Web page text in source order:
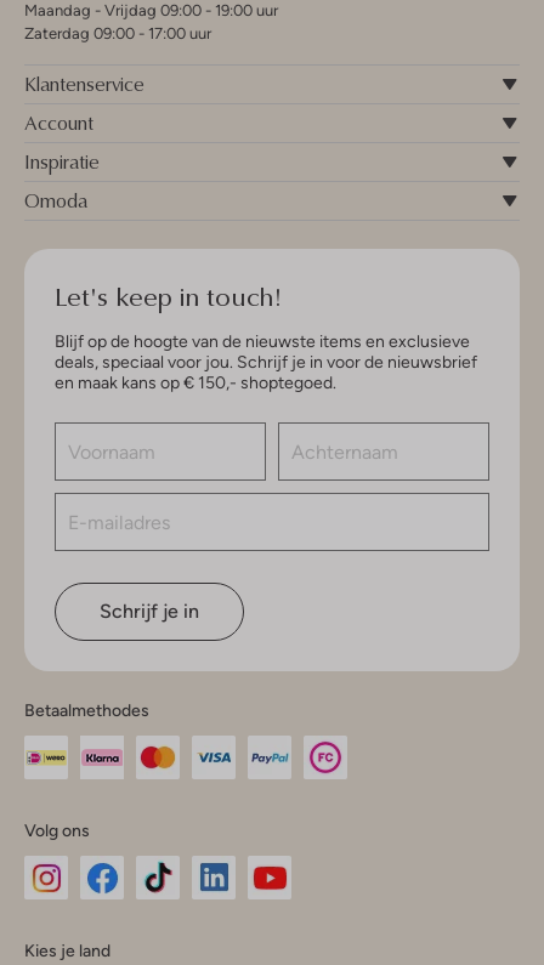
Maandag - Vrijdag 09:00 - 19:00 uur
Zaterdag 09:00 - 17:00 uur
Klantenservice
Account
Inspiratie
Omoda
Let's keep in touch!
Blijf op de hoogte van de nieuwste items en exclusieve
deals, speciaal voor jou. Schrijf je in voor de nieuwsbrief
en maak kans op € 150,- shoptegoed.
Schrijf je in
Betaalmethodes
Volg ons
Kies je land